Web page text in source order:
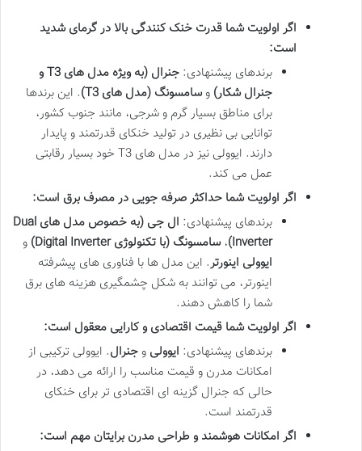
اگر اولویت شما قدرت خنک کنندگی بالا در گرمای شدید
است:
برندهای پیشنهادی:
جنرال (به ویژه مدل های T3 و
جنرال شکار) وسامسونگ (مدل های T3)
. این برندها
برای مناطق بسیار گرم و شرجی، مانند جنوب کشور،
توانایی بی نظیری در تولید خنکای قدرتمند و پایدار
دارند. ایوولی نیز در مدل های T3 خود بسیار رقابتی
عمل می کند.
اگر اولویت شما حداکثر صرفه جویی در مصرف برق است:
برندهای پیشنهادی:
ال جی (به خصوص مدل های Dual
Inverter) ،سامسونگ (با تکنولوژی Digital Inverter)
و
ایوولی اینورتر. این مدل ها با فناوری های پیشرفته
اینورتر، می توانند به شکل چشمگیری هزینه های برق
شما را کاهش دهند.
اگر اولویت شما قیمت اقتصادی و کارایی معقول است:
برندهای پیشنهادی: ایوولی و جنرال. ایوولی ترکیبی از
امکانات مدرن و قیمت مناسب را ارائه می دهد، در
حالی که جنرال گزینه ای اقتصادی تر برای خنکای
قدرتمند است.
اگر امکانات هوشمند و طراحی مدرن برایتان مهم است: